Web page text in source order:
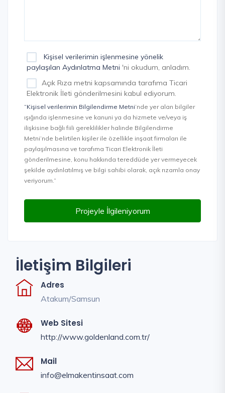
Kişisel verilerimin işlenmesine yönelik
paylaşılan Aydınlatma Metni 'ni okudum, anladım.
Açık Rıza metni kapsamında tarafıma Ticari
Elektronik İleti gönderilmesini kabul ediyorum.
“Kişisel verilerimin Bilgilendirme Metni’nde yer alan bilgiler
ışığında işlenmesine ve kanuni ya da hizmete ve/veya iş
ilişkisine bağlı fiili gereklilikler halinde Bilgilendirme
Metni’nde belirtilen kişiler ile özellikle inşaat firmaları ile
paylaşılmasına ve tarafıma Ticari Elektronik İleti
gönderilmesine, konu hakkında tereddüde yer vermeyecek
şekilde aydınlatılmış ve bilgi sahibi olarak, açık rızamla onay
veriyorum.”
Projeyle İlgileniyorum
İletişim Bilgileri
Adres
Atakum/Samsun
Web Sitesi
http://www.goldenland.com.tr/
Mail
info@elmakentinsaat.com